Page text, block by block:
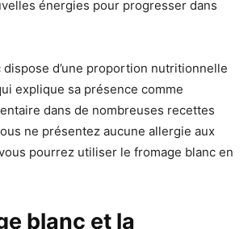
énergies pour progresser dans
dispose d’une proportion nutritionnelle
explique sa présence comme
dans de nombreuses recettes
ne présentez aucune allergie aux
pourrez utiliser le fromage blanc en
blanc et la